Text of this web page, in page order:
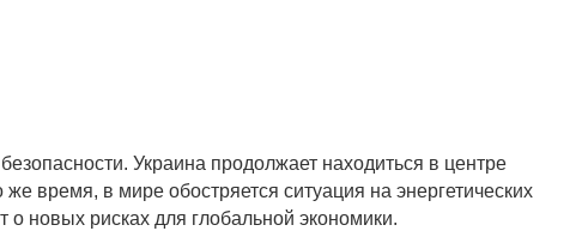
Украина продолжает находиться в центре
время, в мире обостряется ситуация на энергетических
новых рисках для глобальной экономики.